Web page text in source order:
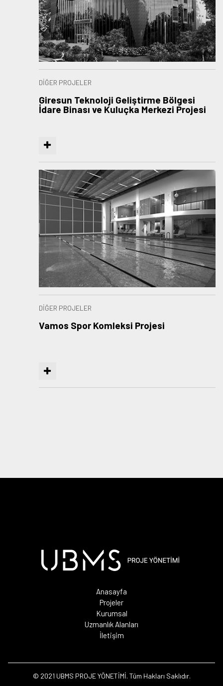
DİĞER PROJELER
Giresun Teknoloji Geliştirme Bölgesi
İdare Binası ve Kuluçka Merkezi Projesi
DİĞER PROJELER
Vamos Spor Komleksi Projesi
Anasayfa
Projeler
Kurumsal
Uzmanlık Alanları
İletişim
© 2021 UBMS PROJE YÖNETİMİ. Tüm Hakları Saklıdır.